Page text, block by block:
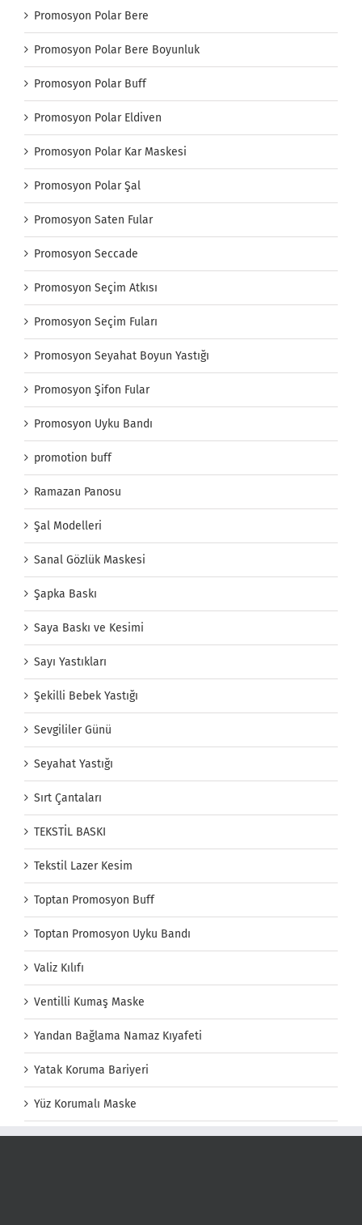
Promosyon Polar Bere
Promosyon Polar Bere Boyunluk
Promosyon Polar Buff
Promosyon Polar Eldiven
Promosyon Polar Kar Maskesi
Promosyon Polar Şal
Promosyon Saten Fular
Promosyon Seccade
Promosyon Seçim Atkısı
Promosyon Seçim Fuları
Promosyon Seyahat Boyun Yastığı
Promosyon Şifon Fular
Promosyon Uyku Bandı
promotion buff
Ramazan Panosu
Şal Modelleri
Sanal Gözlük Maskesi
Şapka Baskı
Saya Baskı ve Kesimi
Sayı Yastıkları
Şekilli Bebek Yastığı
Sevgililer Günü
Seyahat Yastığı
Sırt Çantaları
TEKSTİL BASKI
Tekstil Lazer Kesim
Toptan Promosyon Buff
Toptan Promosyon Uyku Bandı
Valiz Kılıfı
Ventilli Kumaş Maske
Yandan Bağlama Namaz Kıyafeti
Yatak Koruma Bariyeri
Yüz Korumalı Maske